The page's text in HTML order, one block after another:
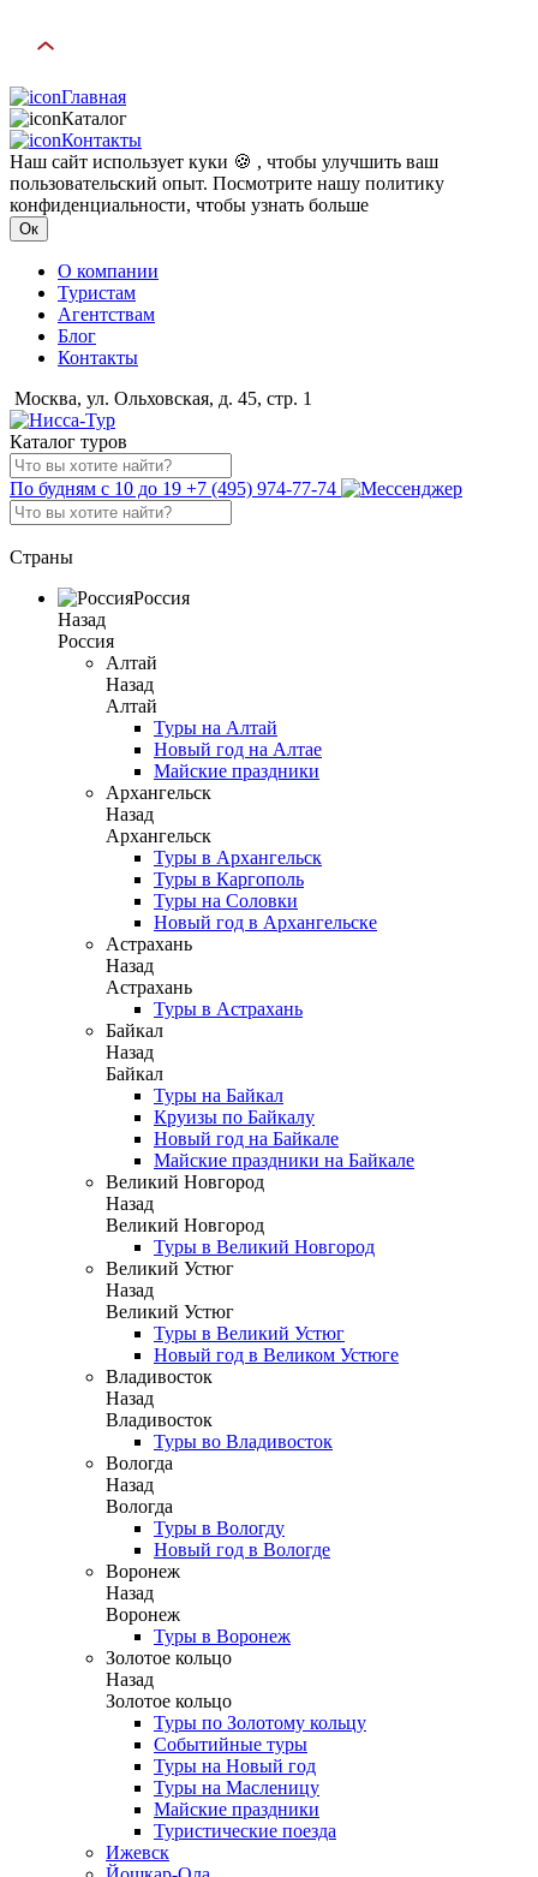
Главная
Каталог
Контакты
Наш сайт использует куки 🍪 , чтобы улучшить ваш
пользовательский опыт. Посмотрите нашу политику
конфиденциальности, чтобы узнать больше
Ок
О компании
Туристам
Агентствам
Блог
Контакты
Москва, ул. Ольховская, д. 45, стр. 1
Каталог туров
По будням с 10 до 19 +7 (495) 974-77-74
Страны
Россия
Назад
Россия
Алтай
Назад
Алтай
Туры на Алтай
Новый год на Алтае
Майские праздники
Архангельск
Назад
Архангельск
Туры в Архангельск
Туры в Каргополь
Туры на Соловки
Новый год в Архангельске
Астрахань
Назад
Астрахань
Туры в Астрахань
Байкал
Назад
Байкал
Туры на Байкал
Круизы по Байкалу
Новый год на Байкале
Майские праздники на Байкале
Великий Новгород
Назад
Великий Новгород
Туры в Великий Новгород
Великий Устюг
Назад
Великий Устюг
Туры в Великий Устюг
Новый год в Великом Устюге
Владивосток
Назад
Владивосток
Туры во Владивосток
Вологда
Назад
Вологда
Туры в Вологду
Новый год в Вологде
Воронеж
Назад
Воронеж
Туры в Воронеж
Золотое кольцо
Назад
Золотое кольцо
Туры по Золотому кольцу
Событийные туры
Туры на Новый год
Туры на Масленицу
Майские праздники
Туристические поезда
Ижевск